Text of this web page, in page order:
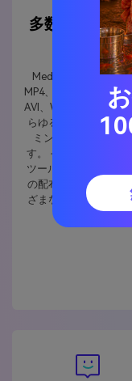
多数のフォー
ト変換
Media.io を使用する
MP4、MOV、WMV、
AVI、WEBM、VOB な
らゆる形式のビデオ
ミングまたは短縮で
す。 その優れたビデ
ツールは、YouTube
の配布に非常に役立つ
ざまな変換をサポー
います。